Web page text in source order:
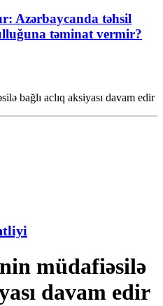
Azərbaycanda təhsil
təminat vermir?
bağlı aclıq aksiyası davam edir
müdafiəsilə
davam edir